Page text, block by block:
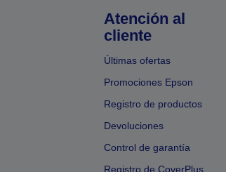
Atención al
cliente
Últimas ofertas
Promociones Epson
Registro de productos
Devoluciones
Control de garantía
Registro de CoverPlus